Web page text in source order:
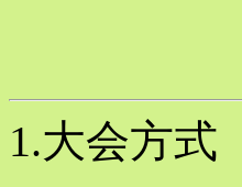
1.大会方式